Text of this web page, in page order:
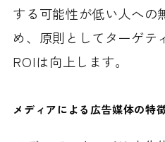
する可能性が低い人への
め、原則としてターゲテ
ROIは向上します。
メディアによる広告媒体の特